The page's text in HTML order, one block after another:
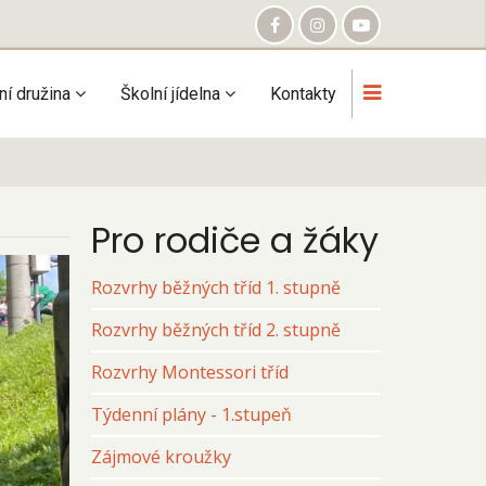
družina Školní jídelna Kontakty
Pro rodiče a žáky
Rozvrhy běžných tříd 1. stupně
Rozvrhy běžných tříd 2. stupně
Rozvrhy Montessori tříd
Týdenní plány - 1.stupeň
Zájmové kroužky